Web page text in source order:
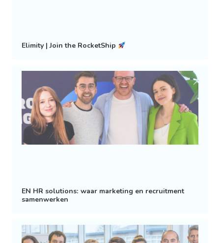
Elimity | Join the RocketShip
EN HR solutions: waar marketing en recruitment
samenwerken